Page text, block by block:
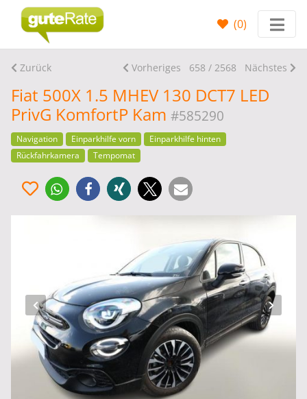
(0)
Zurück Vorheriges 658 / 2568 Nächstes
Fiat 500X 1.5 MHEV 130 DCT7 LED
PrivG KomfortP Kam #585290
Navigation Einparkhilfe vorn
Einparkhilfe hinten
Rückfahrkamera
Tempomat